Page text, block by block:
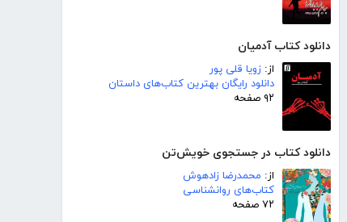
دانلود کتاب آدمیان
از: زویا قلی پور
دانلود رایگان بهترین کتاب‌های داستان
۹۲ صفحه
دانلود کتاب در جستجوی خویش‌تن
از: محمدرضا زادهوش
کتاب‌های روانشناسی
۷۲ صفحه